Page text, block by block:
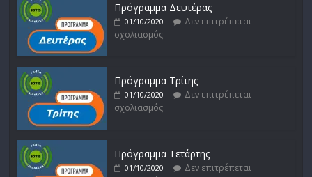
Πρόγραμμα Δευτέρας
01/10/2020
Δεν επιτρέπεται
σχολιασμός
Πρόγραμμα Τρίτης
01/10/2020
Δεν επιτρέπεται
σχολιασμός
Πρόγραμμα Τετάρτης
01/10/2020
Δεν επιτρέπεται